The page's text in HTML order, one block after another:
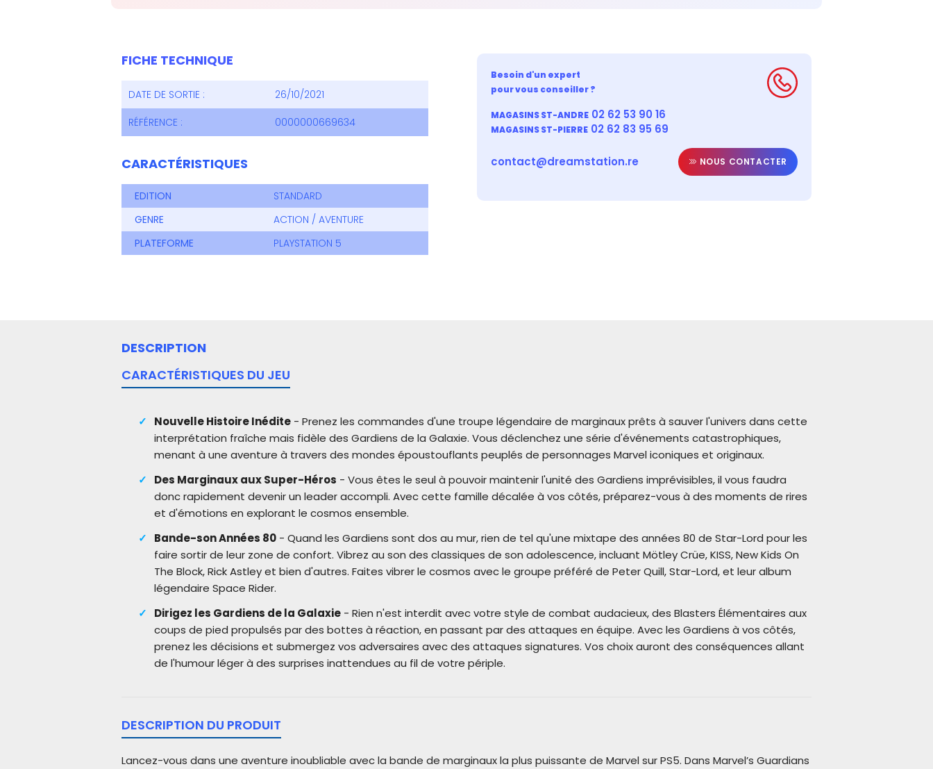
FICHE TECHNIQUE
DATE DE SORTIE :
26/10/2021
RÉFÉRENCE :
0000000669634
CARACTÉRISTIQUES
EDITION
STANDARD
GENRE
ACTION / AVENTURE
PLATEFORME
PLAYSTATION 5
Besoin d'un expert
pour vous conseiller ?
MAGASINS ST-ANDRE 02 62 53 90 16
MAGASINS ST-PIERRE 02 62 83 95 69
contact@dreamstation.re NOUS CONTACTER
DESCRIPTION
CARACTÉRISTIQUES DU JEU
Nouvelle Histoire Inédite- Prenez les commandes d'une troupe légendaire de marginaux prêts à sauver l'univers dans cette
interprétation fraîche mais fidèle des Gardiens de la Galaxie. Vous déclenchez une série d'événements catastrophiques,
menant à une aventure à travers des mondes époustouflants peuplés de personnages Marvel iconiques et originaux.
Des Marginaux aux Super-Héros - Vous êtes le seul à pouvoir maintenir l'unité des Gardiens imprévisibles, il vous faudra
donc rapidement devenir un leader accompli. Avec cette famille décalée à vos côtés, préparez-vous à des moments de rires
et d'émotions en explorant le cosmos ensemble.
Bande-son Années 80- Quand les Gardiens sont dos au mur, rien de tel qu'une mixtape des années 80 de Star-Lord pour les
faire sortir de leur zone de confort. Vibrez au son des classiques de son adolescence, incluant Mötley Crüe, KISS, New Kids On
The Block, Rick Astley et bien d'autres. Faites vibrer le cosmos avec le groupe préféré de Peter Quill, Star-Lord, et leur album
légendaire Space Rider.
Dirigez les Gardiens de la Galaxie- Rien n'est interdit avec votre style de combat audacieux, des Blasters Élémentaires aux
coups de pied propulsés par des bottes à réaction, en passant par des attaques en équipe. Avec les Gardiens à vos côtés,
prenez les décisions et submergez vos adversaires avec des attaques signatures. Vos choix auront des conséquences allant
de l'humour léger à des surprises inattendues au fil de votre périple.
DESCRIPTION DU PRODUIT
Lancez-vous dans une aventure inoubliable avec la bande de marginaux la plus puissante de Marvel sur PS5. Dans Marvel’s Guardians